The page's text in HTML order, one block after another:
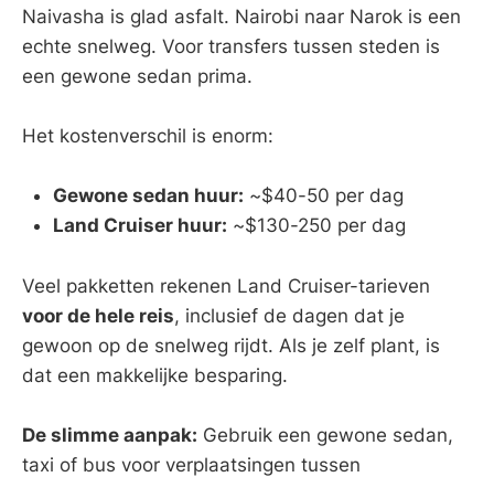
Naivasha is glad asfalt. Nairobi naar Narok is een
echte snelweg. Voor transfers tussen steden is
een gewone sedan prima.
Het kostenverschil is enorm:
Gewone sedan huur: ~$40-50 per dag
Land Cruiser huur: ~$130-250 per dag
Veel pakketten rekenen Land Cruiser-tarieven
voor de hele reis, inclusief de dagen dat je
gewoon op de snelweg rijdt. Als je zelf plant, is
dat een makkelijke besparing.
De slimme aanpak: Gebruik een gewone sedan,
taxi of bus voor verplaatsingen tussen